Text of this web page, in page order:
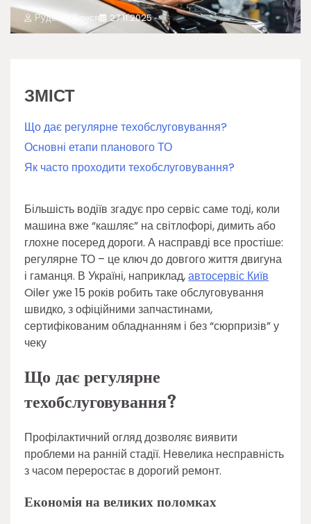
Руденко Олеся 27.11.2025
ЗМІСТ
Що дає регулярне техобслуговування?
Основні етапи планового ТО
Як часто проходити техобслуговування?
Більшість водіїв згадує про сервіс саме тоді, коли
машина вже “кашляє” на світлофорі, димить або
глохне посеред дороги. А насправді все простіше:
регулярне ТО – це ключ до довгого життя двигуна
і гаманця. В Україні, наприклад,автосервіс Київ
Oiler уже 15 років робить таке обслуговування
швидко, з офіційними запчастинами,
сертифікованим обладнанням і без “сюрпризів” у
чеку
Що дає регулярне
техобслуговування?
Профілактичний огляд дозволяє виявити
проблеми на ранній стадії. Невелика несправність
з часом переростає в дорогий ремонт.
Економія на великих поломках